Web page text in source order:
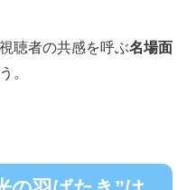
聴者の共感を呼ぶ名場面
。